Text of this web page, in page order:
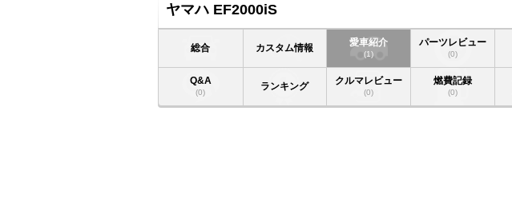
ヤマハ EF2000iS
総合 カスタム情報
愛車紹介
(1)
パーツレビュー
(0)
Q&A
(0) ランキング
クルマレビュー
(0)
燃費記録
(0)